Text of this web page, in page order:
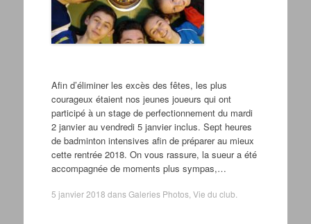
Afin d’éliminer les excès des fêtes, les plus
courageux étaient nos jeunes joueurs qui ont
participé à un stage de perfectionnement du mardi
2 janvier au vendredi 5 janvier inclus. Sept heures
de badminton intensives afin de préparer au mieux
cette rentrée 2018. On vous rassure, la sueur a été
accompagnée de moments plus sympas,…
5 janvier 2018 dansGaleries Photos, Vie du club